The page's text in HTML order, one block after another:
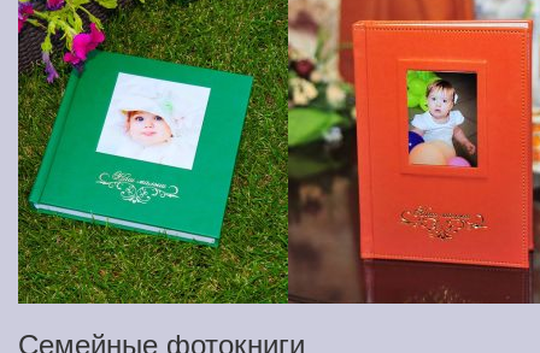
Семейные фотокниги